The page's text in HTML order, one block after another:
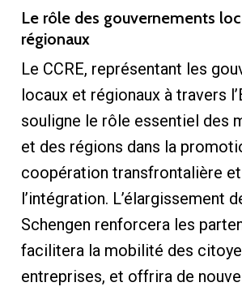
Le rôle des gouvernements
régionaux
Le CCRE, représentant les
locaux et régionaux à travers
souligne le rôle essentiel des
et des régions dans la
coopération transfrontalière
l’intégration. L’élargissement
Schengen renforcera les
facilitera la mobilité des
entreprises, et offrira de